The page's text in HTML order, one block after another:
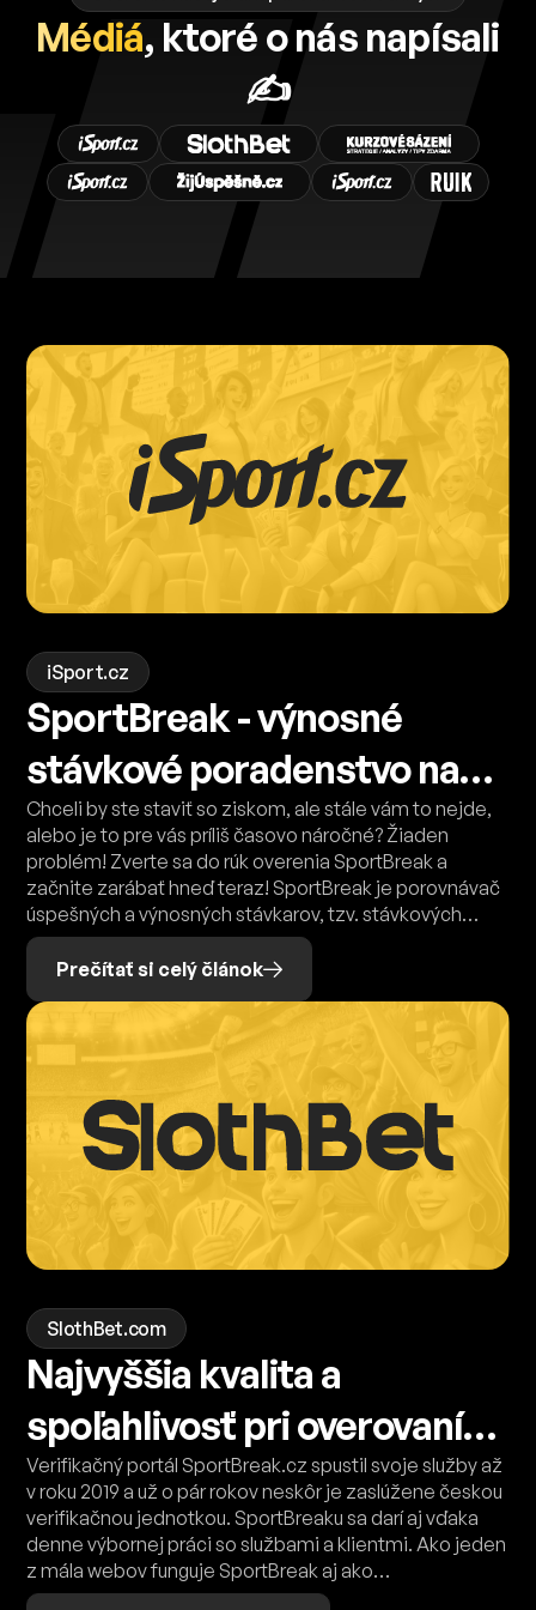
✍️
SportBreak - výnosné
stávkové poradenstvo na
jednom mieste
Chceli by ste staviť so ziskom, ale stále vám to nejde,
alebo je to pre vás príliš časovo náročné? Žiaden
problém! Zverte sa do rúk overenia SportBreak a
začnite zarábať hneď teraz! SportBreak je porovnávač
úspešných a výnosných stávkarov, tzv. stávkových
poradní. Pripojte sa k viac ako 750+ spokojným
klientom ešte dnes. Stávkové poradenstvo SportBreak
dokáže splniť všetky vaše predstavy o možnosti príjmu
z kurzového stávkovania. So SportBreak môžete
zarábať z pohodlia domova, s minimom
investovaného času a navyše sa pritom skvele baviť!
Prečítať si celý článok
Najvyššia kvalita a
spoľahlivosť pri overovaní
tipov?
Verifikačný portál SportBreak.cz spustil svoje služby až
v roku 2019 a už o pár rokov neskôr je zaslúžene českou
verifikačnou jednotkou. SportBreaku sa darí aj vďaka
denne výbornej práci so službami a klientmi. Ako jeden
z mála webov funguje SportBreak aj ako
sprostredkovateľ obchodu medzi overeným
stávkovým servisom a záujemcom o jeho tipy. Pred
Prečítajte si celý článok